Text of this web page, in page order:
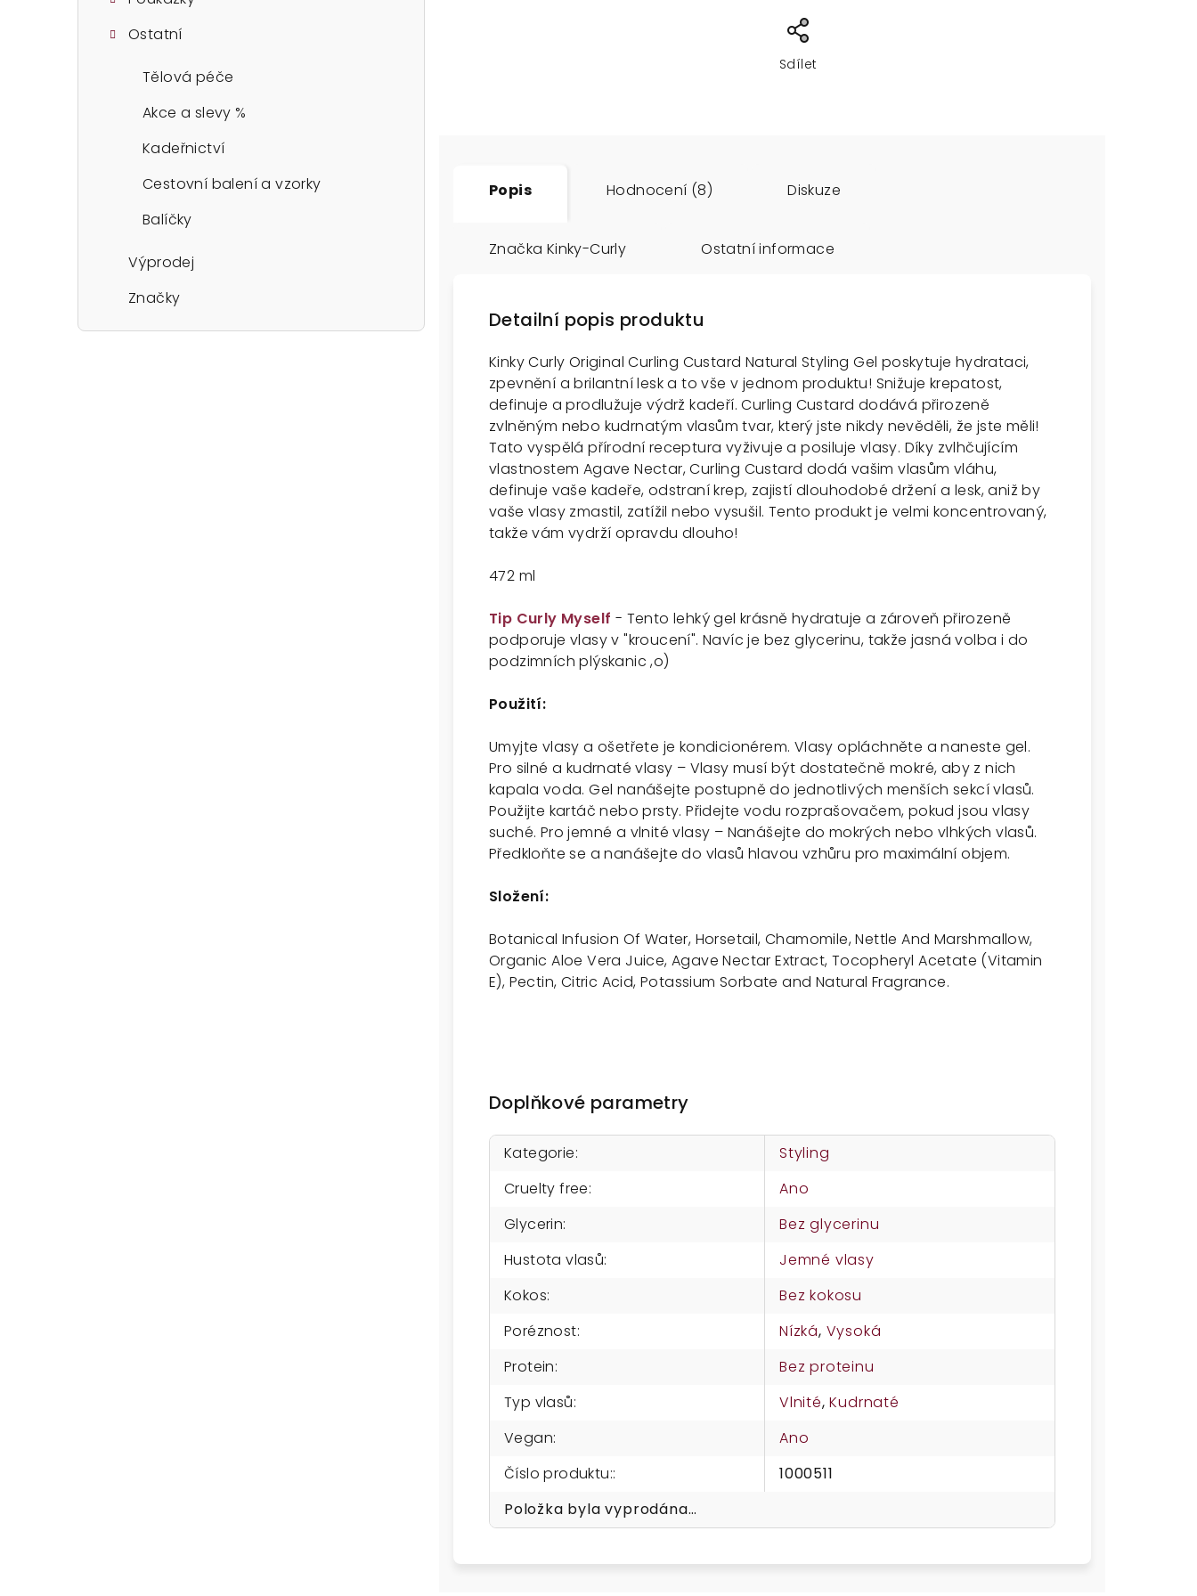
Ostatní
Tělová péče
Akce a slevy %
Kadeřnictví
Cestovní balení a vzorky
Balíčky
Výprodej
Značky
Sdílet
Popis Hodnocení (8) Diskuze
Značka Kinky-Curly Ostatní informace
Detailní popis produktu
Kinky Curly Original Curling Custard Natural Styling Gel poskytuje hydrataci,
zpevnění a brilantní lesk a to vše v jednom produktu! Snižuje krepatost,
definuje a prodlužuje výdrž kadeří. Curling Custard dodává přirozeně
zvlněným nebo kudrnatým vlasům tvar, který jste nikdy nevěděli, že jste měli!
Tato vyspělá přírodní receptura vyživuje a posiluje vlasy. Díky zvlhčujícím
vlastnostem Agave Nectar, Curling Custard dodá vašim vlasům vláhu,
definuje vaše kadeře, odstraní krep, zajistí dlouhodobé držení a lesk, aniž by
vaše vlasy zmastil, zatížil nebo vysušil. Tento produkt je velmi koncentrovaný,
takže vám vydrží opravdu dlouho!
472 ml
Tip Curly Myself - Tento lehký gel krásně hydratuje a zároveň přirozeně
podporuje vlasy v "kroucení". Navíc je bez glycerinu, takže jasná volba i do
podzimních plýskanic ,o)
Použití:
Umyjte vlasy a ošetřete je kondicionérem. Vlasy opláchněte a naneste gel.
Pro silné a kudrnaté vlasy – Vlasy musí být dostatečně mokré, aby z nich
kapala voda. Gel nanášejte postupně do jednotlivých menších sekcí vlasů.
Použijte kartáč nebo prsty. Přidejte vodu rozprašovačem, pokud jsou vlasy
suché. Pro jemné a vlnité vlasy – Nanášejte do mokrých nebo vlhkých vlasů.
Předkloňte se a nanášejte do vlasů hlavou vzhůru pro maximální objem.
Složení:
Botanical Infusion Of Water, Horsetail, Chamomile, Nettle And Marshmallow,
Organic Aloe Vera Juice, Agave Nectar Extract, Tocopheryl Acetate (Vitamin
E), Pectin, Citric Acid, Potassium Sorbate and Natural Fragrance.
Doplňkové parametry
Kategorie:
Styling
Cruelty free:
Ano
Glycerin:
Bez glycerinu
Hustota vlasů:
Jemné vlasy
Kokos:
Bez kokosu
Poréznost: Nízká, Vysoká
Protein:
Bez proteinu
Typ vlasů: Vlnité,Kudrnaté
Vegan:
Ano
Číslo produktu::
1000511
Položka byla vyprodána…